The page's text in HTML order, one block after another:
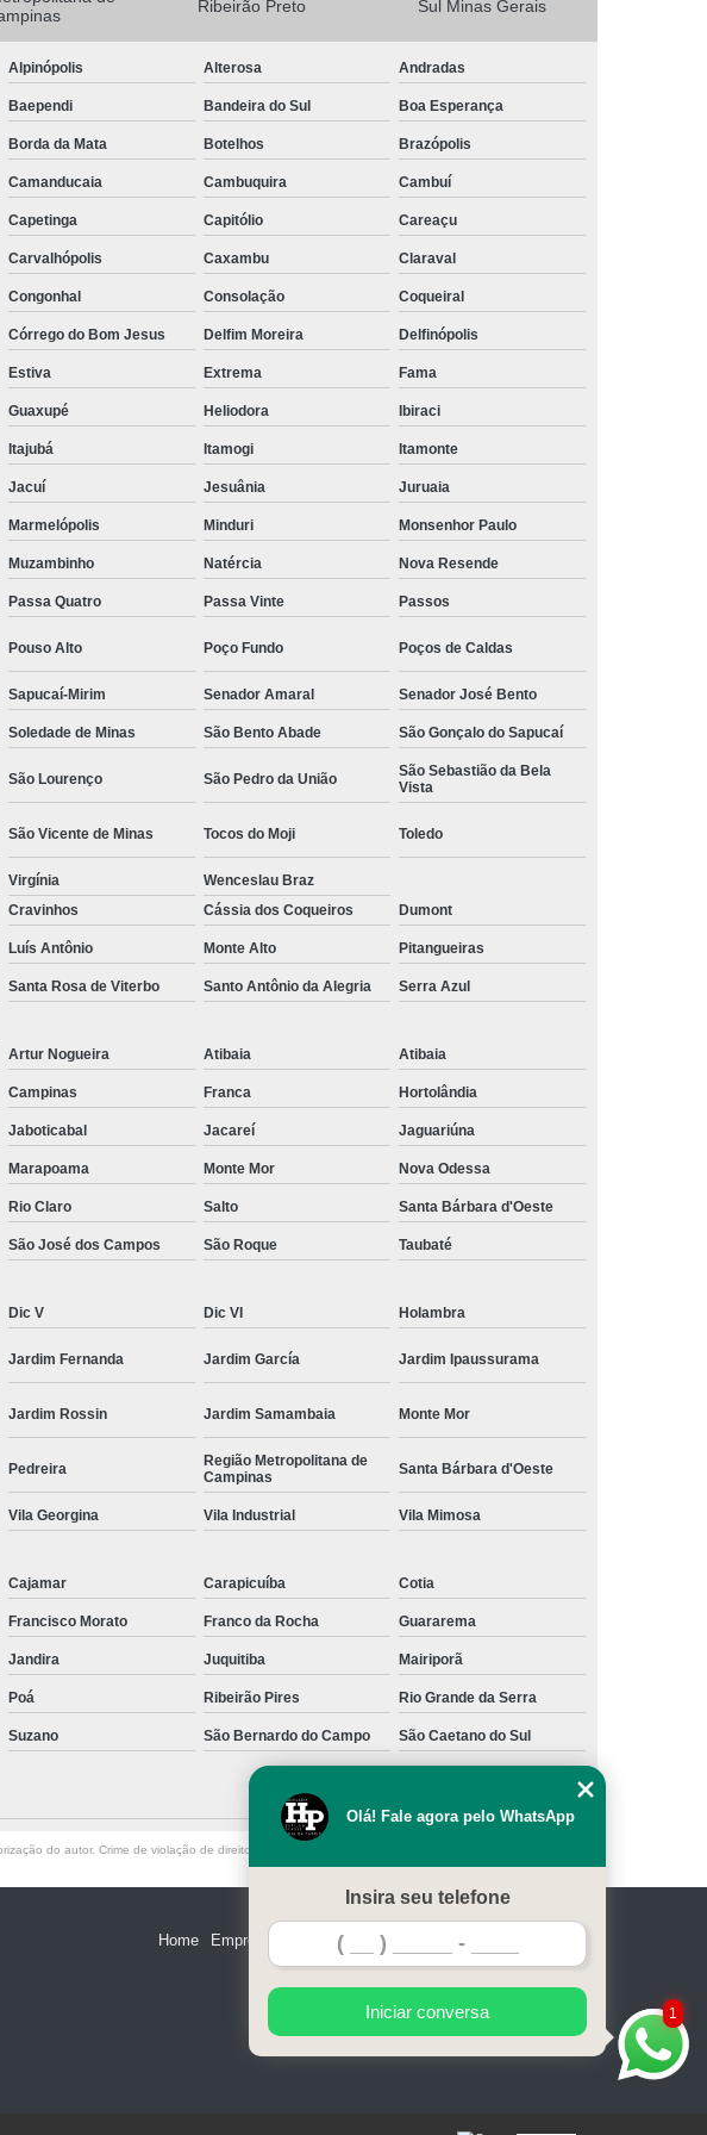
de Manga Longa
Camisa Social Manga Longa
Longa Masculina
Camisa Social Manga Longa Preta
Longa Lisa
Camisa Social Masculina Preta Manga Longa
Manga Longa
Camisa a Rigor Social Masculina
Social
Camisa Social Branca Masculina
Masculina
Camisa Social Jeans Masculina
Masculina
Camisa Social Masculina a Rigor
Masculina Preta
Camisa Manga Longa Social Masculina Preço
Social Preço
Camisa Social Branca Masculina Preço
Masculina Preço
Camisa Social Jeans Masculina Preço
Preço
Camisa Social Masculina Manga Curta Preço
Manga Longa Preço
Camisa Social Masculina Preço
Preta Preço
Camisa Social Masculina Slim Preço
Preta Masculina Preço
Masculina Social
Fábrica Camisa Social
Fábrica de Camisa Social
de Homem
Fábrica de Camisa Social Masculina
Social para Homem
Loja de Fábrica Camisa Social
Loja de Moda Masculina
Loja de Moda Masculina Online
Loja Moda Masculina
Loja Moda Masculina Executivo
Loja Moda Masculina Social
Loja Virtual Moda Masculina
Moda Atual Masculina
Moda Básica Masculina
Moda Jeans Masculina
Moda Masculina
Moda Masculina Camisa Social
Moda Masculina Esporte Fino
Moda Masculina Social
Moda Plus Size Masculina
Roupas Elegantes Masculinas
Roupas Estilosas Masculinas
Roupas Masculinas da Moda
Roupas Masculinas Esporte Fino
Estilosas
Roupas Masculinas na Moda
Roupas Masculinas Social Roupas Sociais Masculinas
Ribeirão Preto Sul Minas Gerais
Alpinópolis Alterosa Andradas
Baependi Bandeira do Sul Boa Esperança
Borda da Mata Botelhos Brazópolis
Camanducaia Cambuquira Cambuí
Capetinga Capitólio Careaçu
Carvalhópolis Caxambu Claraval
Congonhal Consolação Coqueiral
Córrego do Bom Jesus Delfim Moreira Delfinópolis
Estiva Extrema Fama
Guaxupé Heliodora Ibiraci
Itajubá Itamogi Itamonte
Jacuí Jesuânia Juruaia
Marmelópolis Minduri Monsenhor Paulo
Muzambinho Natércia Nova Resende
Passa Quatro Passa Vinte Passos
Pouso Alto Poço Fundo Poços de Caldas
Sapucaí-Mirim Senador Amaral Senador José Bento
Soledade de Minas São Bento Abade São Gonçalo do Sapucaí
São Lourenço São Pedro da União
São Sebastião da Bela
Vista
São Vicente de Minas Tocos do Moji Toledo
Virgínia
Wenceslau Braz
Cravinhos Cássia dos Coqueiros Dumont
Luís Antônio Monte Alto Pitangueiras
Santa Rosa de Viterbo Santo Antônio da Alegria Serra Azul
Artur Nogueira Atibaia Atibaia
Campinas Franca Hortolândia
Jaboticabal Jacareí Jaguariúna
Marapoama Monte Mor Nova Odessa
Rio Claro Salto Santa Bárbara d'Oeste
São José dos Campos São Roque Taubaté
Dic V Dic VI Holambra
Jardim Fernanda Jardim García Jardim Ipaussurama
Jardim Rossin Jardim Samambaia Monte Mor
Pedreira
Região Metropolitana de
Campinas
Santa Bárbara d'Oeste
Vila Georgina Vila Industrial Vila Mimosa
Cajamar Carapicuíba Cotia
Francisco Morato Franco da Rocha Guararema
Jandira Juquitiba Mairiporã
Poá Ribeirão Pires Rio Grande da Serra
Suzano São Bernardo do Campo São Caetano do Sul
do autor. Crime de violação de direito autoral – artigo 184 do Código Penal –
Home Empresa Serviços Contato
1
Olá! Fale agora pelo WhatsApp
Insira seu telefone
Iniciar conversa